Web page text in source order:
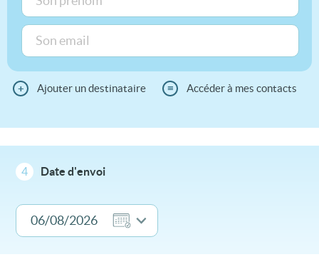
+ Ajouter un destinataire ≡ Accéder à mes contacts
4 Date d'envoi